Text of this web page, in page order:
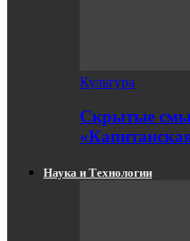
Культура
Скрытые
Наука и Технологии